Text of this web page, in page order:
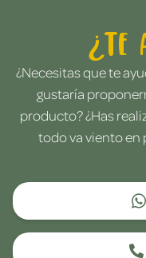
¿Te
¿Necesitas que te
gustaría
producto? ¿Has
todo va viento en